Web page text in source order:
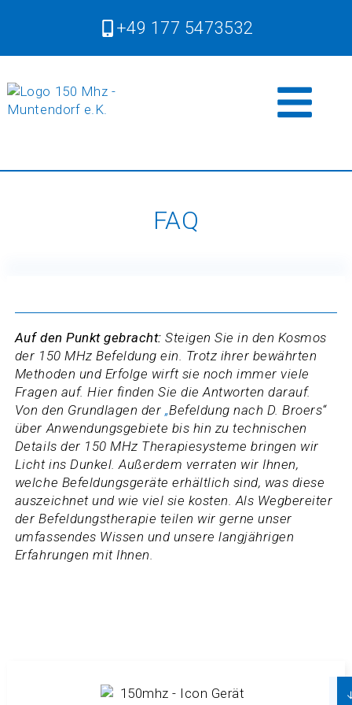
+49 177 5473532
FAQ
Auf den Punkt gebracht: Steigen Sie in den Kosmos
der 150 MHz Befeldung ein. Trotz ihrer bewährten
Methoden und Erfolge wirft sie noch immer viele
Fragen auf. Hier finden Sie die Antworten darauf.
Von den Grundlagen der „Befeldung nach D. Broers“
über Anwendungsgebiete bis hin zu technischen
Details der 150 MHz Therapiesysteme bringen wir
Licht ins Dunkel. Außerdem verraten wir Ihnen,
welche Befeldungsgeräte erhältlich sind, was diese
auszeichnet und wie viel sie kosten. Als Wegbereiter
der Befeldungstherapie teilen wir gerne unser
umfassendes Wissen und unsere langjährigen
Erfahrungen mit Ihnen.